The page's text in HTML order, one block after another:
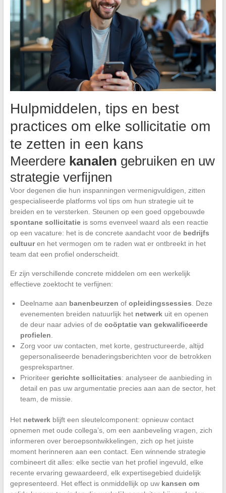
Hulpmiddelen, tips en best
practices om elke sollicitatie om
te zetten in een kans
Meerdere kanalen gebruiken en uw
strategie verfijnen
Voor degenen die hun inspanningen vermenigvuldigen, zitten
gespecialiseerde platforms vol tips om hun strategie uit te
breiden en te versterken. Steunen op een goed opgebouwde
spontane sollicitatieis soms evenveel waard als een reactie
op een vacature: het is de concrete aandacht voor de bedrijfs
cultuuren het vermogen om te raden wat er ontbreekt in het
team dat een profiel onderscheidt.
Er zijn verschillende concrete middelen om een werkelijk
effectieve zoektocht te verfijnen:
Deelname aan banenbeurzen of opleidingssessies . Deze
evenementen breiden natuurlijk het netwerkuit en openen
de deur naar advies of de coöptatie van gekwalificeerde
profielen
Zorg voor uw contacten, met korte, gestructureerde, altijd
gepersonaliseerde benaderingsberichten voor de betrokken
gesprekspartner.
Prioriteer gerichte sollicitaties: analyseer de aanbieding in
detail en pas uw argumentatie precies aan aan de sector, het
team, de missie.
Het netwerkblijft een sleutelcomponent: opnieuw contact
opnemen met oude collega’s, om een aanbeveling vragen, zich
informeren over beroepsontwikkelingen, zich op het juiste
moment herinneren aan een contact. Een winnende strategie
combineert dit alles: elke sectie van het profiel ingevuld, elke
recente ervaring gewaardeerd, elk expertisegebied duidelijk
gepresenteerd. Het effect is onmiddellijk op uw kansen om